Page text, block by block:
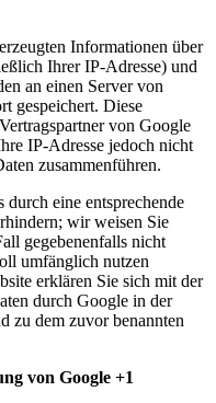
Informationen über
Ihrer IP-Adresse) und
an einen Server von
gespeichert. Diese
von Google
IP-Adresse jedoch nicht
zusammenführen.
eine entsprechende
wir weisen Sie
gegebenenfalls nicht
umfänglich nutzen
erklären Sie sich mit der
durch Google in der
zu dem zuvor benannten
von Google +1